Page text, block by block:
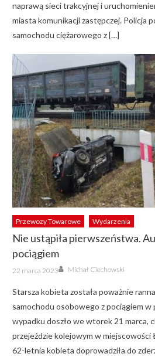
naprawą sieci trakcyjnej i
miasta komunikacji zastępczej. Policja
samochodu ciężarowego z […]
Przewozy Towarowe Wydarzenia
Nie ustąpiła pierwszeństwa.
pociągiem
Posted
on
22 marca 2023 Author
Michał Ciechowski
Starsza kobieta została poważnie
samochodu osobowego z pociągiem w
wypadku doszło we wtorek 21 marca,
przejeździe kolejowym w miejscowości
62-letnia kobieta doprowadziła do